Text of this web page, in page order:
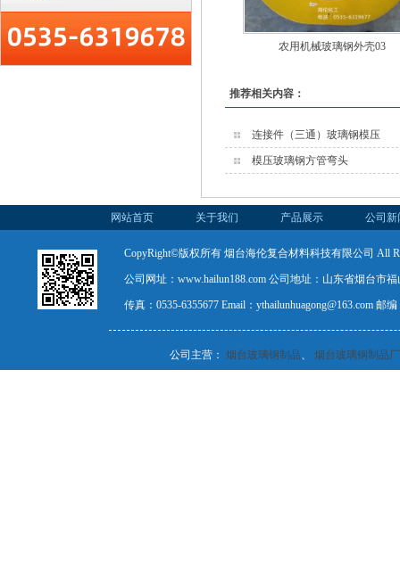
农用机械玻璃钢外壳03
推荐相关内容：
连接件（三通）玻璃钢模压
模压玻璃钢方管弯头
网站首页 关于我们 产品展示 公司新
CopyRight©版权所有 烟台海伦复合材料科技有限公司 All
公司网址：www.hailun188.com 公司地址：山东省烟台市
传真：0535-6355677 Email：ythailunhuagong@163.com 邮
公司主营： 烟台玻璃钢制品、 烟台玻璃钢制品厂